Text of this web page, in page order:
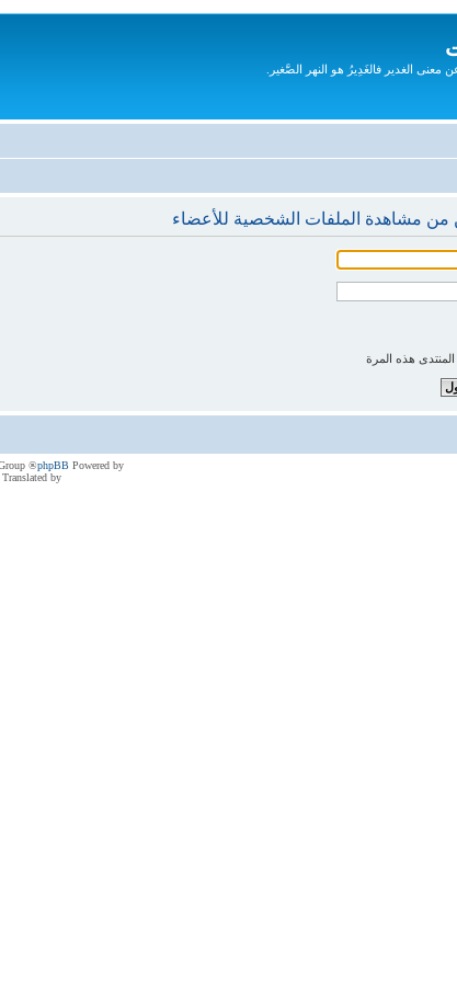
معنى الغدير فالغَدِيرُ هو النهر الصَّغير.
من مشاهدة الملفات الشخصية للأعضاء
هذه المرة
Powered by
phpBB
® Forum Software © phpBB Group
Translated by